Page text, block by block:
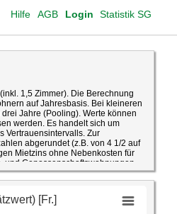
Login Statistik SG
AGB
Hilfe
1,5 Zimmer). Die Berechnung
auf Jahresbasis. Bei kleineren
Jahre (Pooling). Werte können
werden. Es handelt sich um
Vertrauensintervalls. Zur
abgerundet (z.B. von 4 1/2 auf
Mietzins ohne Nebenkosten für
und Genossenschaftswohnungen
den ab dem Jahr 2010 jährlich
auf einer Stichprobe der
Jahre alt sind und in